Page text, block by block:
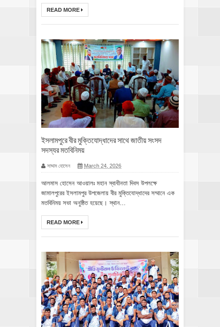
READ MORE
ইসলামপুরে বীর মুক্তিযোদ্ধাদের সাথে জাতীয় সংসদ
সদস্যর মতবিনিময়
সাদ্দাম হোসেন March 24, 2026
আলমাস হোসেন আওয়ালঃ মহান স্বাধীনতা দিবস উপলক্ষে
জামালপুরের ইসলামপুর উপজেলায় বীর মুক্তিযোদ্ধাদের সম্মানে এক
মতবিনিময় সভা অনুষ্ঠিত হয়েছে। স্থান...
READ MORE